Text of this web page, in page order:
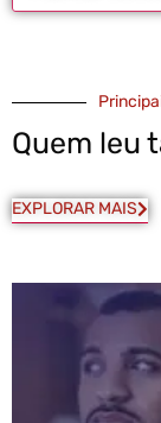
Quem leu
EXPLORAR MAIS